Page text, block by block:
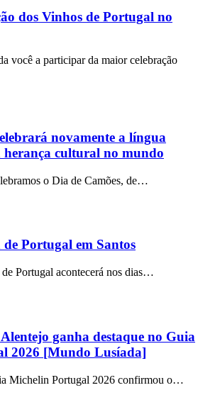
dos Vinhos de Portugal no
você a participar da maior celebração
novamente a língua
herança cultural no mundo
o Dia de Camões, de…
de Portugal em Santos
de Portugal acontecerá nos dias…
ganha destaque no Guia
2026 [Mundo Lusíada]
Michelin Portugal 2026 confirmou o…